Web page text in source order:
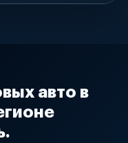
авто в